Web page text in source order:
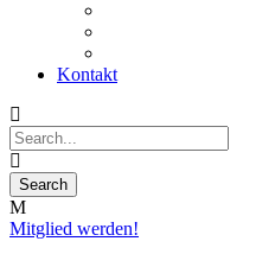
Kontakt
Mitglied werden!